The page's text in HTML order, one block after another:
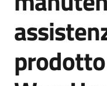
Piattaforme
telematiche